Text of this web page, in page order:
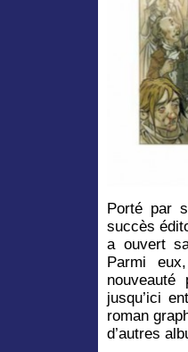
Porté par
succès
a ouvert
Parmi
jusqu’ici
roman
d’autres